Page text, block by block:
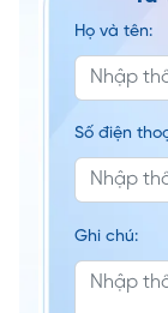
Họ và tên:
Số điện
Ghi chú: